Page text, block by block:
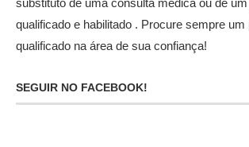
substituto de uma consulta medica ou de
qualificado e habilitado . Procure sempre um
qualificado na área de sua confiança!
SEGUIR NO FACEBOOK!